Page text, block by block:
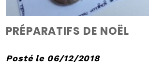
PRÉPARATIFS DE NOËL
Posté le 06/12/2018